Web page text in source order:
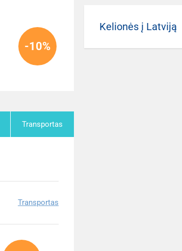
-10%
Transportas
Transportas
Kelionės į Latviją